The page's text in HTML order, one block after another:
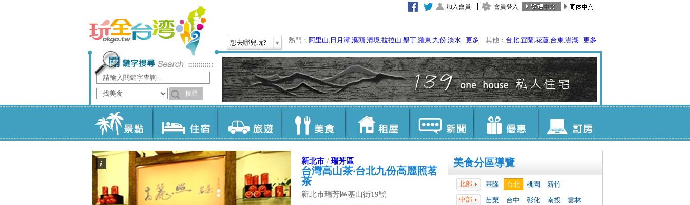
加入會員 會員登入
想去哪兒玩? 熱門： 阿里山, 日月潭,溪頭,清境,拉拉山,墾丁,羅東,九份,淡水...更多 其他： 台北,宜蘭,花蓮,台東,澎湖...更多
美食分區導覽
北部 基隆 台北 桃園
新竹
中部
苗栗 台中 彰化 南投
雲林
新北市 / 瑞芳區
台灣高山茶‧台北九份高麗照茗
茶
新北市瑞芳區基山街19號